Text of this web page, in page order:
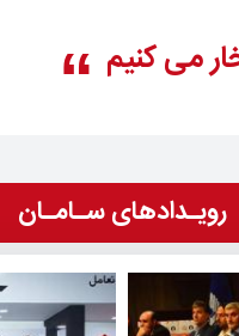
می کنیم
رویـدادهای سـامـان